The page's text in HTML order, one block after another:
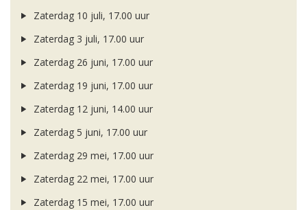
Zaterdag 10 juli, 17.00 uur
Zaterdag 3 juli, 17.00 uur
Zaterdag 26 juni, 17.00 uur
Zaterdag 19 juni, 17.00 uur
Zaterdag 12 juni, 14.00 uur
Zaterdag 5 juni, 17.00 uur
Zaterdag 29 mei, 17.00 uur
Zaterdag 22 mei, 17.00 uur
Zaterdag 15 mei, 17.00 uur